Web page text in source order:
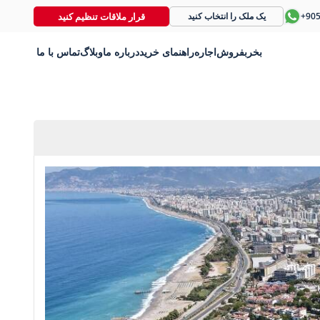
یک ملک را انتخاب کنید قرار ملاقات تنظیم کنید
بخر بفروشاجارهراهنمای خریددرباره ماوبلاگتماس با ما